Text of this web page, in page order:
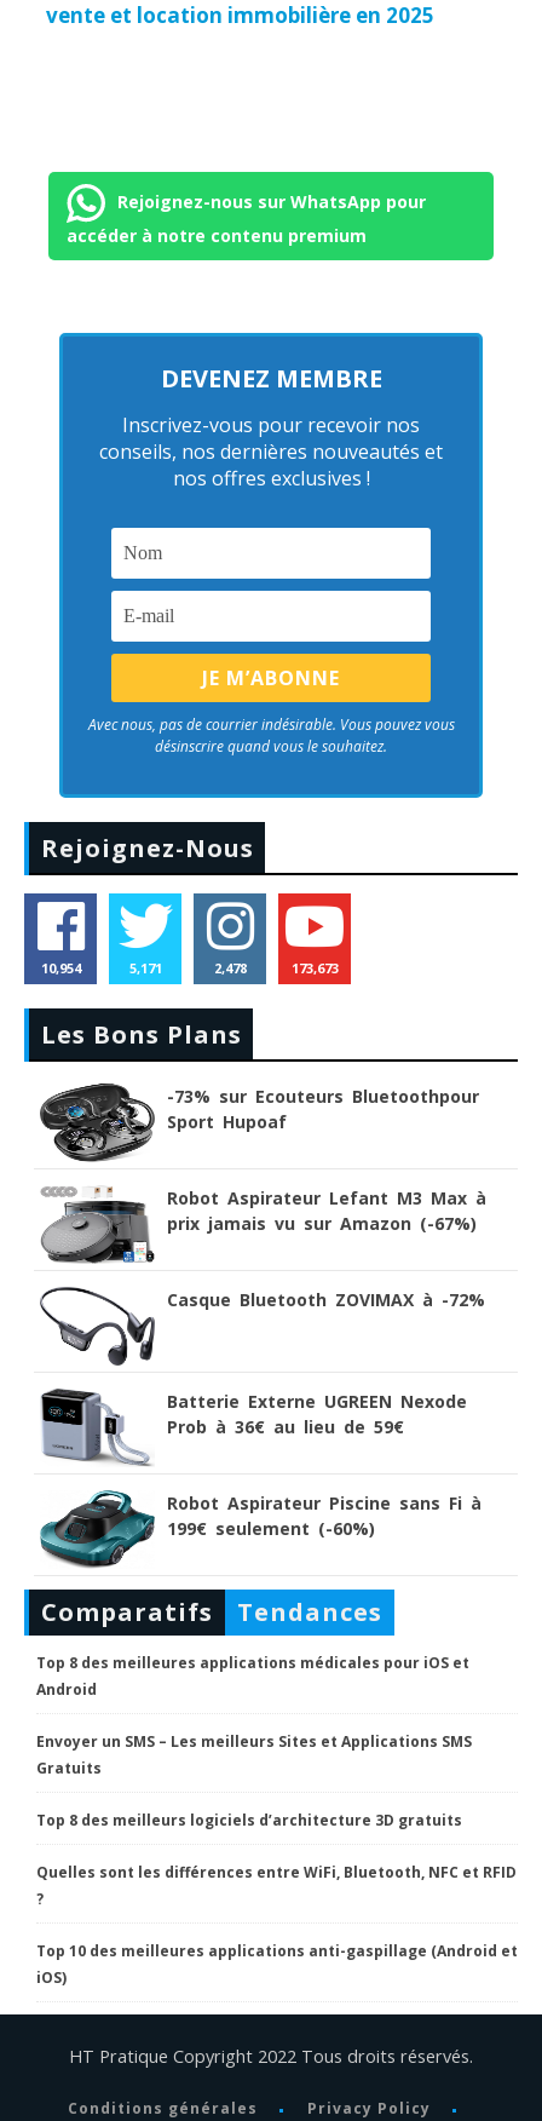
vente et location immobilière en 2025
Rejoignez-nous sur WhatsApp pour
accéder à notre contenu premium
DEVENEZ MEMBRE
Inscrivez-vous pour recevoir nos
conseils, nos dernières nouveautés et
nos offres exclusives !
Avec nous, pas de courrier indésirable. Vous pouvez vous
désinscrire quand vous le souhaitez.
Rejoignez-Nous
10,954 5,171 2,478 173,673
Les Bons Plans
-73% sur Ecouteurs Bluetoothpour
Sport Hupoaf
Robot Aspirateur Lefant M3 Max à
prix jamais vu sur Amazon (-67%)
Casque Bluetooth ZOVIMAX à -72%
Batterie Externe UGREEN Nexode
Prob à 36€ au lieu de 59€
Robot Aspirateur Piscine sans Fi à
199€ seulement (-60%)
Comparatifs Tendances
Top 8 des meilleures applications médicales pour iOS et
Android
Envoyer un SMS – Les meilleurs Sites et Applications SMS
Gratuits
Top 8 des meilleurs logiciels d’architecture 3D gratuits
Quelles sont les différences entre WiFi, Bluetooth, NFC et RFID
?
Top 10 des meilleures applications anti-gaspillage (Android et
iOS)
HT Pratique Copyright 2022 Tous droits réservés.
Conditions générales Privacy Policy